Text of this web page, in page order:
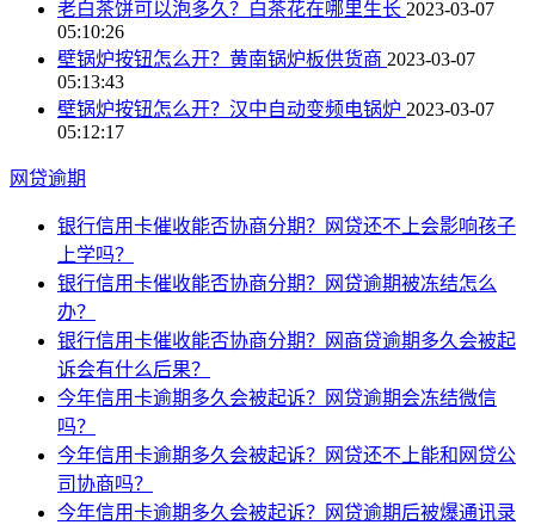
老白茶饼可以泡多久？白茶花在哪里生长 2023-03-07
05:10:26
壁锅炉按钮怎么开？黄南锅炉板供货商 2023-03-07
05:13:43
壁锅炉按钮怎么开？汉中自动变频电锅炉 2023-03-07
05:12:17
网贷逾期
银行信用卡催收能否协商分期？网贷还不上会影响孩子
上学吗？
银行信用卡催收能否协商分期？网贷逾期被冻结怎么
办？
银行信用卡催收能否协商分期？网商贷逾期多久会被起
诉会有什么后果？
今年信用卡逾期多久会被起诉？网贷逾期会冻结微信
吗？
今年信用卡逾期多久会被起诉？网贷还不上能和网贷公
司协商吗？
今年信用卡逾期多久会被起诉？网贷逾期后被爆通讯录